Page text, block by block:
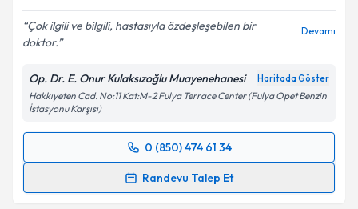
Çok ilgili ve bilgili, hastasıyla özdeşleşebilen bir
doktor.
Devamı
Op. Dr. E. Onur Kulaksızoğlu Muayenehanesi Haritada Göster
Hakkıyeten Cad. No:11 Kat:M-2 Fulya Terrace Center (Fulya Opet Benzin
İstasyonu Karşısı)
0 (850) 474 61 34
Randevu Talep Et
Randevu Takvimi Talebi